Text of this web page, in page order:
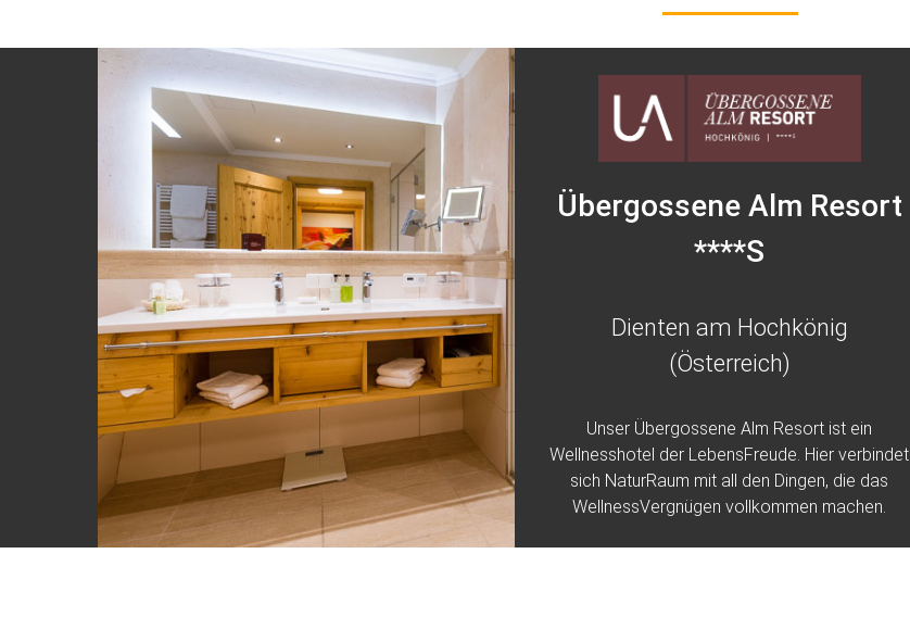
Übergossene Alm Resort
****S
Dienten am Hochkönig
(Österreich)
Unser Übergossene Alm Resort ist ein
Wellnesshotel der LebensFreude. Hier verbindet
sich NaturRaum mit all den Dingen, die das
WellnessVergnügen vollkommen machen.